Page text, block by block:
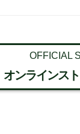
OFFICIAL
オンラインス